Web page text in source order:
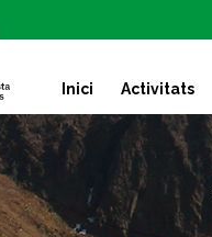
Inici Activitats